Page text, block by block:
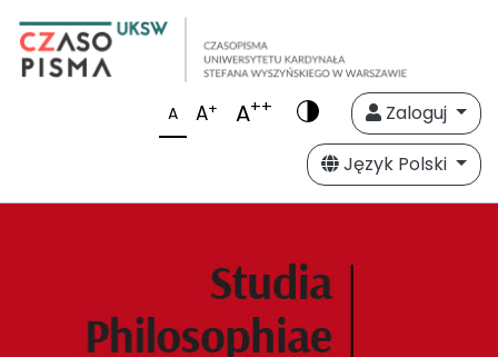
A A+ A++
Zaloguj
Język Polski